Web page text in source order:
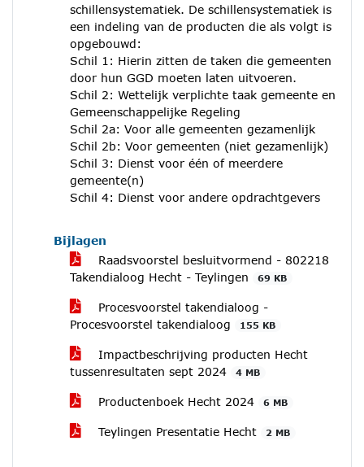
schillensystematiek. De schillensystematiek is
een indeling van de producten die als volgt is
opgebouwd:
Schil 1: Hierin zitten de taken die gemeenten
door hun GGD moeten laten uitvoeren.
Schil 2: Wettelijk verplichte taak gemeente en
Gemeenschappelijke Regeling
Schil 2a: Voor alle gemeenten gezamenlijk
Schil 2b: Voor gemeenten (niet gezamenlijk)
Schil 3: Dienst voor één of meerdere
gemeente(n)
Schil 4: Dienst voor andere opdrachtgevers
Bijlagen
Raadsvoorstel besluitvormend - 802218
Takendialoog Hecht - Teylingen
69 KB
Procesvoorstel takendialoog -
Procesvoorstel takendialoog
155 KB
Impactbeschrijving producten Hecht
tussenresultaten sept 2024
4 MB
Productenboek Hecht 2024 6 MB
Teylingen Presentatie Hecht 2 MB